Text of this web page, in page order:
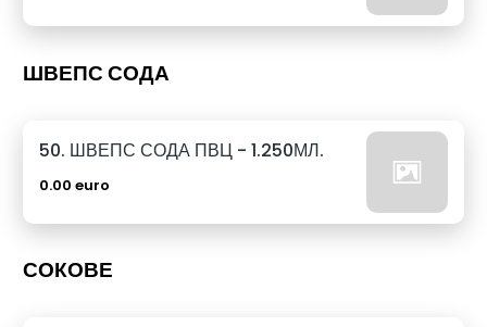
ШВЕПС СОДА
50. ШВЕПС СОДА ПВЦ - 1.250МЛ.
0.00 euro
СОКОВЕ